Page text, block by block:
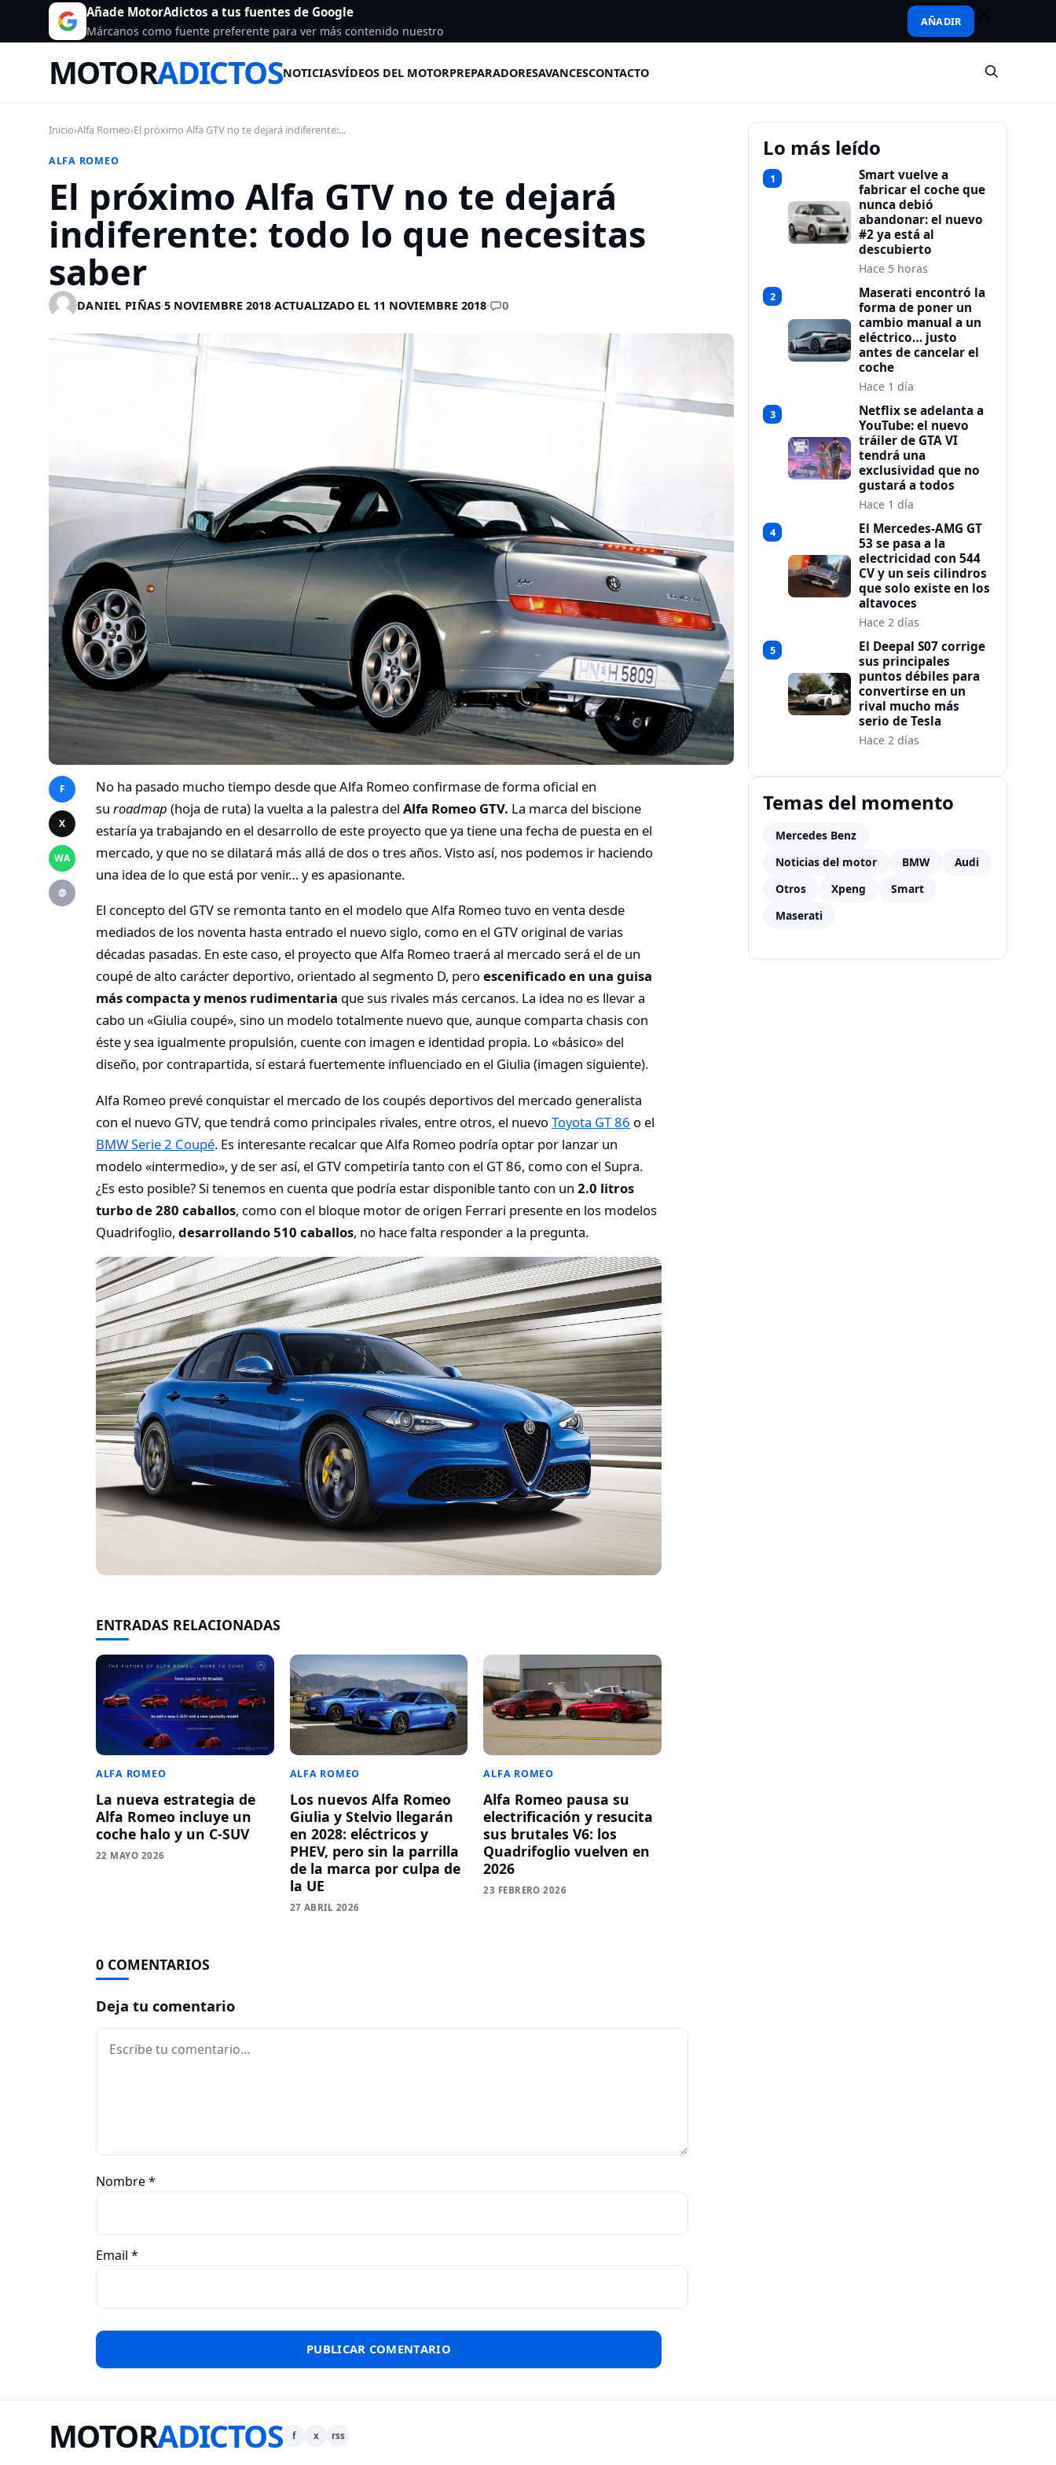
Añade MotorAdictos a tus fuentes de Google
Márcanos como fuente preferente para ver más contenido nuestro
AÑADIR
MOTORADICTOSNOTICIASVÍDEOS DEL MOTORPREPARADORESAVANCESCONTACTO
Inicio›Alfa Romeo›El próximo Alfa GTV no te dejará indiferente:...
ALFA ROMEO
El próximo Alfa GTV no te dejará
indiferente: todo lo que necesitas
saber
DANIEL PIÑAS·5 NOVIEMBRE 2018·ACTUALIZADO EL 11 NOVIEMBRE 2018· 0
F
X
WA
@
No ha pasado mucho tiempo desde que Alfa Romeo confirmase de forma oficial en
su roadmap (hoja de ruta) la vuelta a la palestra del Alfa Romeo GTV. La marca del biscione
estaría ya trabajando en el desarrollo de este proyecto que ya tiene una fecha de puesta en el
mercado, y que no se dilatará más allá de dos o tres años. Visto así, nos podemos ir haciendo
una idea de lo que está por venir… y es apasionante.
El concepto del GTV se remonta tanto en el modelo que Alfa Romeo tuvo en venta desde
mediados de los noventa hasta entrado el nuevo siglo, como en el GTV original de varias
décadas pasadas. En este caso, el proyecto que Alfa Romeo traerá al mercado será el de un
coupé de alto carácter deportivo, orientado al segmento D, peroescenificado en una guisa
más compacta y menos rudimentaria que sus rivales más cercanos. La idea no es llevar a
cabo un «Giulia coupé», sino un modelo totalmente nuevo que, aunque comparta chasis con
éste y sea igualmente propulsión, cuente con imagen e identidad propia. Lo «básico» del
diseño, por contrapartida, sí estará fuertemente influenciado en el Giulia (imagen siguiente).
Alfa Romeo prevé conquistar el mercado de los coupés deportivos del mercado generalista
con el nuevo GTV, que tendrá como principales rivales, entre otros, el nuevoToyota GT 86 o el
BMW Serie 2 Coupé. Es interesante recalcar que Alfa Romeo podría optar por lanzar un
modelo «intermedio», y de ser así, el GTV competiría tanto con el GT 86, como con el Supra.
¿Es esto posible? Si tenemos en cuenta que podría estar disponible tanto con un 2.0 litros
turbo de 280 caballos, como con el bloque motor de origen Ferrari presente en los modelos
Quadrifoglio, desarrollando 510 caballos, no hace falta responder a la pregunta.
ENTRADAS RELACIONADAS
ALFA ROMEO
La nueva estrategia de
Alfa Romeo incluye un
coche halo y un C-SUV
22 MAYO 2026
ALFA ROMEO
Los nuevos Alfa Romeo
Giulia y Stelvio llegarán
en 2028: eléctricos y
PHEV, pero sin la parrilla
de la marca por culpa de
la UE
27 ABRIL 2026
ALFA ROMEO
Alfa Romeo pausa su
electrificación y resucita
sus brutales V6: los
Quadrifoglio vuelven en
2026
23 FEBRERO 2026
0 COMENTARIOS
Deja tu comentario
Comentario
Nombre*
Email *
Lo más leído
1
Smart vuelve a
fabricar el coche que
nunca debió
abandonar: el nuevo
#2 ya está al
descubierto
Hace 5 horas
2
Maserati encontró la
forma de poner un
cambio manual a un
eléctrico… justo
antes de cancelar el
coche
Hace 1 día
3
Netflix se adelanta a
YouTube: el nuevo
tráiler de GTA VI
tendrá una
exclusividad que no
gustará a todos
Hace 1 día
4
El Mercedes-AMG GT
53 se pasa a la
electricidad con 544
CV y un seis cilindros
que solo existe en los
altavoces
Hace 2 días
5
El Deepal S07 corrige
sus principales
puntos débiles para
convertirse en un
rival mucho más
serio de Tesla
Hace 2 días
Temas del momento
Mercedes Benz
Noticias del motor
BMW
Audi
Otros
Xpeng
Smart
Maserati
MOTORADICTOS f x rss